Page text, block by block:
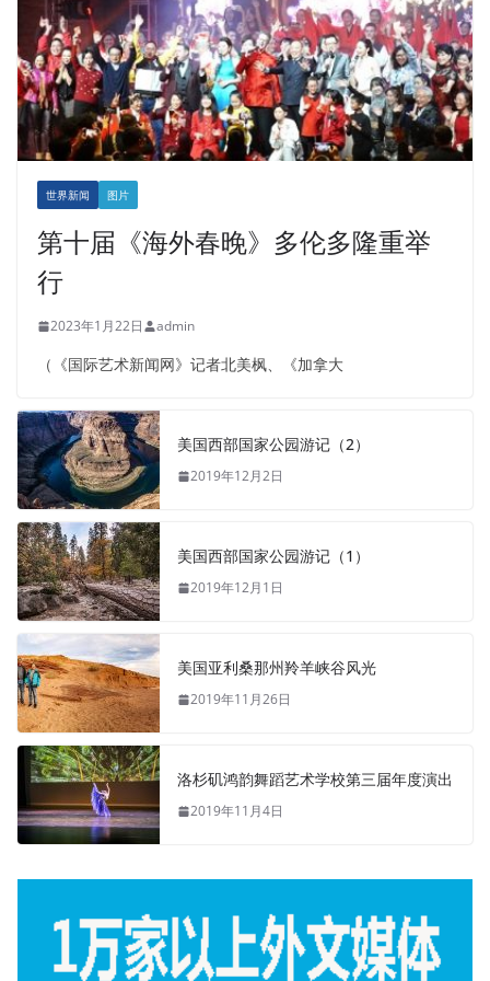
世界新闻 图片
第十届《海外春晚》多伦多隆重举
行
2023年1月22日 admin
（《国际艺术新闻网》记者北美枫、《加拿大
美国西部国家公园游记（2）
2019年12月2日
美国西部国家公园游记（1）
2019年12月1日
美国亚利桑那州羚羊峡谷风光
2019年11月26日
洛杉矶鸿韵舞蹈艺术学校第三届年度演出
2019年11月4日